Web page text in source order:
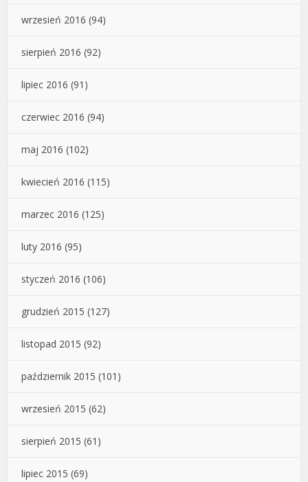
wrzesień 2016 (94)
sierpień 2016 (92)
lipiec 2016 (91)
czerwiec 2016 (94)
maj 2016 (102)
kwiecień 2016 (115)
marzec 2016 (125)
luty 2016 (95)
styczeń 2016 (106)
grudzień 2015 (127)
listopad 2015 (92)
październik 2015 (101)
wrzesień 2015 (62)
sierpień 2015 (61)
lipiec 2015 (69)